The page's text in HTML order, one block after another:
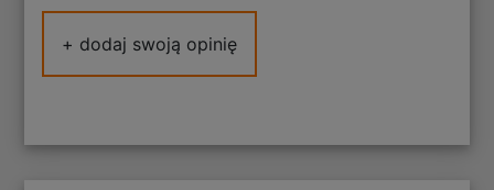
+ dodaj swoją opinię